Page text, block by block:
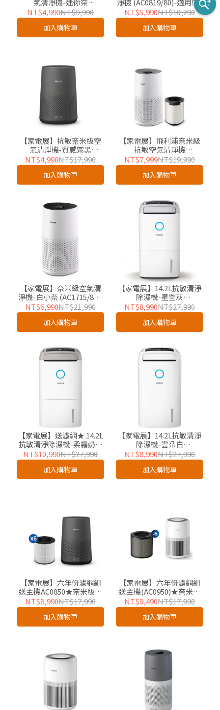
氣清淨機-迷你奈
(AC0650/80)-適用7坪
NT$4,990NT$9,990
加入購物車
淨機 (AC0819/80)-適用9坪
NT$5,990NT$10,290
加入購物車
【家電展】抗敏奈米級空
氣清淨機-質感霧黑
(AC0850/81)-適用9坪
NT$4,990NT$17,990
加入購物車
【家電展】飛利浦奈米級
抗敏空氣清淨機
(AC1711/80)-適用14坪
NT$7,999NT$19,990
加入購物車
【家電展】奈米級空氣清
淨機-白小奈 (AC1715/80)-
適用14坪
NT$6,990NT$21,990
加入購物車
【家電展】14.2L抗敏清淨
除濕機-星空灰
(DE5306/81)-適用18坪
NT$8,990NT$27,990
加入購物車
【家電展】送濾網★ 14.2L
抗敏清淨除濕機-柔霧奶茶
(DE5306/86)-適用18坪
NT$10,990NT$27,990
加入購物車
【家電展】14.2L抗敏清淨
除濕機-雲朵白
(DE5306/80)-適用18坪
NT$8,990NT$27,990
加入購物車
【家電展】六年份濾網組
送主機AC0850★奈米級勁
護濾網(FY0910/30-6)6入
組
NT$8,990NT$17,990
加入購物車
【家電展】六年份濾網組
送主機(AC0950)★奈米級
HEPA&活性碳複合式濾網
(FY0910/30)-6入組
NT$9,490NT$17,990
加入購物車